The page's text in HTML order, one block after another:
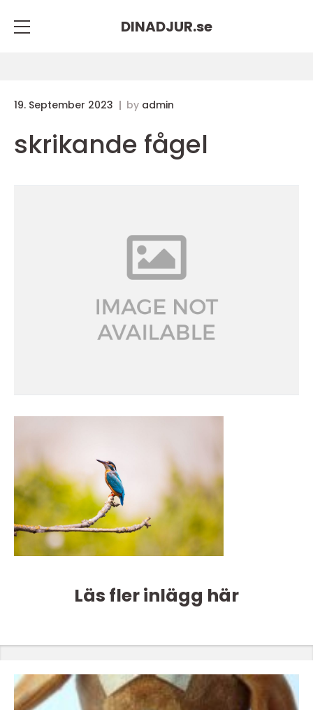
DINADJUR.se
19. September 2023 by admin
skrikande fågel
Läs fler inlägg här